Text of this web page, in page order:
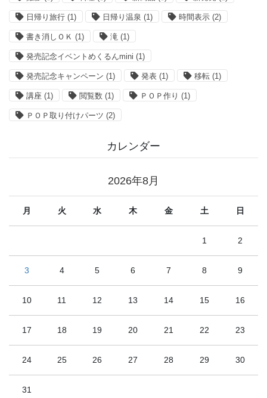
日帰り旅行 (1) 日帰り温泉 (1) 時間表示 (2)
書き消しＯＫ (1) 滝 (1)
発売記念イベントめくるんmini (1)
発売記念キャンペーン (1) 発表 (1) 移転 (1)
講座 (1) 閲覧数 (1) ＰＯＰ作り (1)
ＰＯＰ取り付けパーツ (2)
カレンダー
2026年8月
月 火 水 木 金 土 日
1 2
3 4 5 6 7 8 9
10 11 12 13 14 15 16
17 18 19 20 21 22 23
24 25 26 27 28 29 30
31